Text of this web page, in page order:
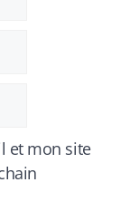
et mon site